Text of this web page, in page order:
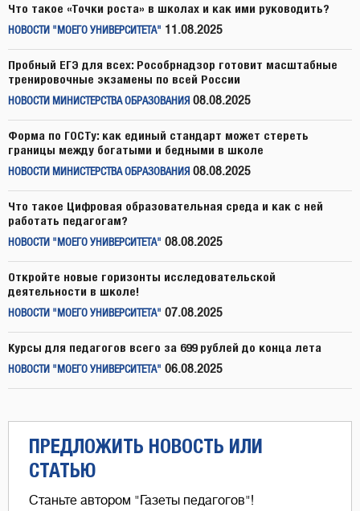
Что такое «Точки роста» в школах и как ими руководить?
НОВОСТИ "МОЕГО УНИВЕРСИТЕТА" 11.08.2025
Пробный ЕГЭ для всех: Рособрнадзор готовит масштабные
тренировочные экзамены по всей России
НОВОСТИ МИНИСТЕРСТВА ОБРАЗОВАНИЯ 08.08.2025
Форма по ГОСТу: как единый стандарт может стереть
границы между богатыми и бедными в школе
НОВОСТИ МИНИСТЕРСТВА ОБРАЗОВАНИЯ 08.08.2025
Что такое Цифровая образовательная среда и как с ней
работать педагогам?
НОВОСТИ "МОЕГО УНИВЕРСИТЕТА" 08.08.2025
Откройте новые горизонты исследовательской
деятельности в школе!
НОВОСТИ "МОЕГО УНИВЕРСИТЕТА" 07.08.2025
Курсы для педагогов всего за 699 рублей до конца лета
НОВОСТИ "МОЕГО УНИВЕРСИТЕТА" 06.08.2025
ПРЕДЛОЖИТЬ НОВОСТЬ ИЛИ
СТАТЬЮ
Станьте автором "Газеты педагогов"!